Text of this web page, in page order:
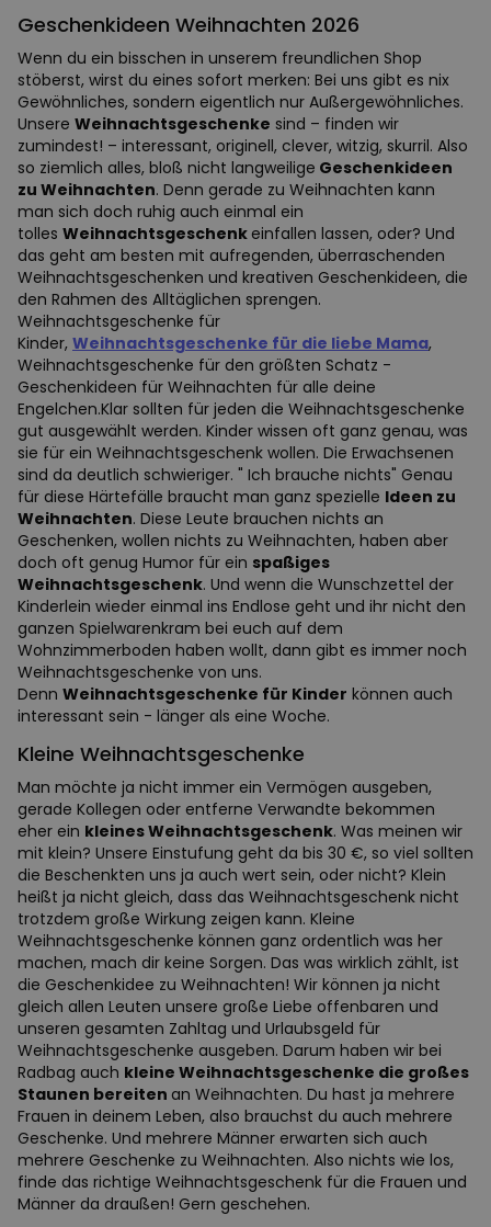
Geschenkideen Weihnachten 2026
Wenn du ein bisschen in unserem freundlichen Shop
stöberst, wirst du eines sofort merken: Bei uns gibt es nix
Gewöhnliches, sondern eigentlich nur Außergewöhnliches.
Unsere Weihnachtsgeschenke sind – finden wir
zumindest! – interessant, originell, clever, witzig, skurril. Also
so ziemlich alles, bloß nicht langweilige Geschenkideen
zu Weihnachten. Denn gerade zu Weihnachten kann
man sich doch ruhig auch einmal ein
tolles Weihnachtsgeschenkeinfallen lassen, oder? Und
das geht am besten mit aufregenden, überraschenden
Weihnachtsgeschenken und kreativen Geschenkideen, die
den Rahmen des Alltäglichen sprengen.
Weihnachtsgeschenke für
Kinder, Weihnachtsgeschenke für die liebe Mama,
Weihnachtsgeschenke für den größten Schatz -
Geschenkideen für Weihnachten für alle deine
Engelchen.Klar sollten für jeden die Weihnachtsgeschenke
gut ausgewählt werden. Kinder wissen oft ganz genau, was
sie für ein Weihnachtsgeschenk wollen. Die Erwachsenen
sind da deutlich schwieriger. " Ich brauche nichts" Genau
für diese Härtefälle braucht man ganz spezielle Ideen zu
Weihnachten. Diese Leute brauchen nichts an
Geschenken, wollen nichts zu Weihnachten, haben aber
doch oft genug Humor für ein spaßiges
Weihnachtsgeschenk. Und wenn die Wunschzettel der
Kinderlein wieder einmal ins Endlose geht und ihr nicht den
ganzen Spielwarenkram bei euch auf dem
Wohnzimmerboden haben wollt, dann gibt es immer noch
Weihnachtsgeschenke von uns.
Denn Weihnachtsgeschenke für Kinder können auch
interessant sein - länger als eine Woche.
Kleine Weihnachtsgeschenke
Man möchte ja nicht immer ein Vermögen ausgeben,
gerade Kollegen oder entferne Verwandte bekommen
eher ein kleines Weihnachtsgeschenk. Was meinen wir
mit klein? Unsere Einstufung geht da bis 30 €, so viel sollten
die Beschenkten uns ja auch wert sein, oder nicht? Klein
heißt ja nicht gleich, dass das Weihnachtsgeschenk nicht
trotzdem große Wirkung zeigen kann. Kleine
Weihnachtsgeschenke können ganz ordentlich was her
machen, mach dir keine Sorgen. Das was wirklich zählt, ist
die Geschenkidee zu Weihnachten! Wir können ja nicht
gleich allen Leuten unsere große Liebe offenbaren und
unseren gesamten Zahltag und Urlaubsgeld für
Weihnachtsgeschenke ausgeben. Darum haben wir bei
Radbag auch kleine Weihnachtsgeschenke die großes
Staunen bereiten an Weihnachten. Du hast ja mehrere
Frauen in deinem Leben, also brauchst du auch mehrere
Geschenke. Und mehrere Männer erwarten sich auch
mehrere Geschenke zu Weihnachten. Also nichts wie los,
finde das richtige Weihnachtsgeschenk für die Frauen und
Männer da draußen! Gern geschehen.